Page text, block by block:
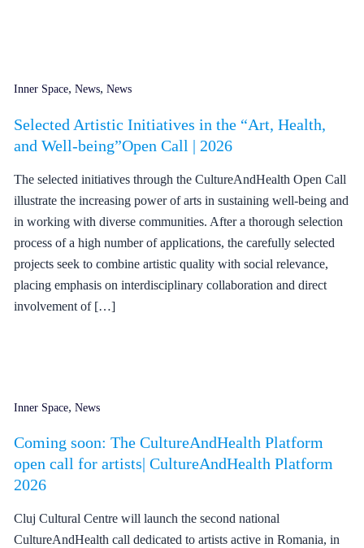
Inner Space, News, News
Selected Artistic Initiatives in the “Art, Health,
and Well-being”Open Call | 2026
The selected initiatives through the CultureAndHealth Open Call
illustrate the increasing power of arts in sustaining well-being and
in working with diverse communities. After a thorough selection
process of a high number of applications, the carefully selected
projects seek to combine artistic quality with social relevance,
placing emphasis on interdisciplinary collaboration and direct
involvement of […]
Inner Space, News
Coming soon: The CultureAndHealth Platform
open call for artists| CultureAndHealth Platform
2026
Cluj Cultural Centre will launch the second national
CultureAndHealth call dedicated to artists active in Romania, in